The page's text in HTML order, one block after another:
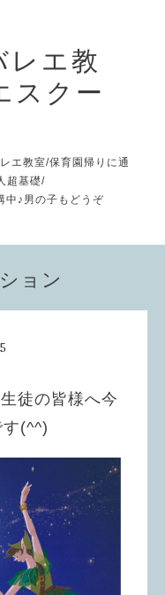
レエ教
スクー
エ教室/保育園帰りに通
超基礎/
中♪男の子もどうぞ
ョン
徒の皆様へ今
(^^)